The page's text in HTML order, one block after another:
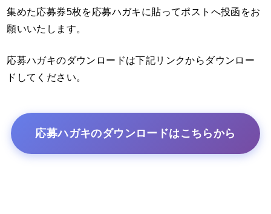
集めた応募券5枚を応募ハガキに貼ってポストへ投函をお
願いいたします。
応募ハガキのダウンロードは下記リンクからダウンロー
ドしてください。
応募ハガキのダウンロードはこちらから